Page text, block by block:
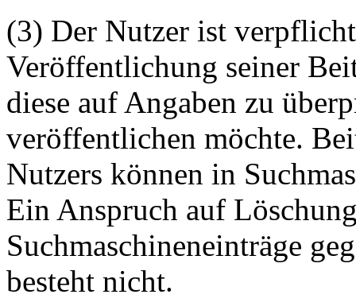
(3) Der Nutzer ist
Veröffentlichung seiner
diese auf Angaben zu
veröffentlichen möchte.
Nutzers können in
Ein Anspruch auf
Suchmaschineneinträge
besteht nicht.